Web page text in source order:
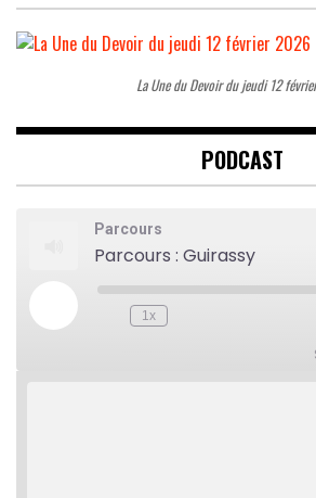
La Une du Devoir du jeudi 12
PODCAST
Parcours
Parcours : Guirassy
Play
Episode
Rewind
1x